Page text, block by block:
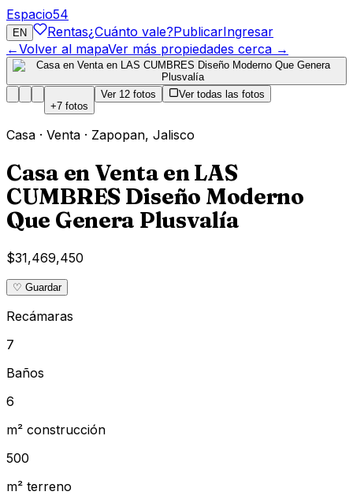
Espacio54
EN Rentas¿Cuánto vale?PublicarIngresar
←Volver al mapaVer más propiedades cerca →
+7 fotos
Ver 12 fotos Ver todas las fotos
Casa · Venta · Zapopan, Jalisco
Casa en Venta en LAS
CUMBRES Diseño Moderno
Que Genera Plusvalía
$31,469,450
♡ Guardar
Recámaras
7
Baños
6
m² construcción
500
m² terreno